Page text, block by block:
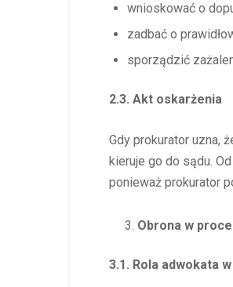
wnioskować o
zadbać o
sporządzić
2.3. Akt oskarżenia
Gdy prokurator uzna,
kieruje go do sądu.
ponieważ prokurator
Obrona w
3.1. Rola adwokata